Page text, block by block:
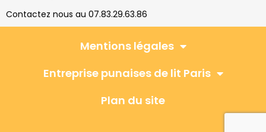
Contactez nous au 07.83.29.63.86
Mentions légales
Entreprise punaises de lit Paris
Plan du site